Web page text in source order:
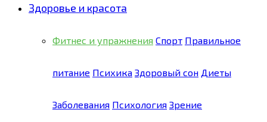
Здоровье и красота
Фитнес и упражнения Спорт Правильное
питание Психика Здоровый сон Диеты
Заболевания Психология Зрение